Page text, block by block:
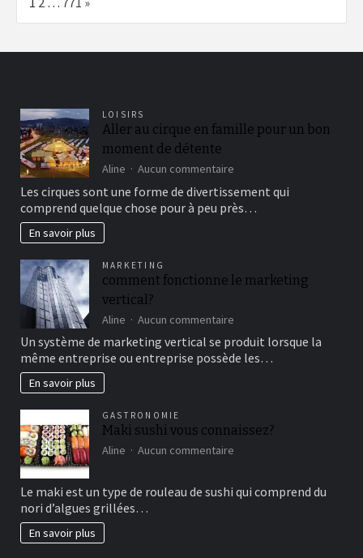
LOISIRS
Aller au cirque en famille pour un bon
moment de détente
Aline Aucun commentaire
au
cirque
bon
Les cirques sont une forme de divertissement qui
comprend quelque chose pour à peu près…
En savoir plus
MARKETING
comment fonctionne le marketing
vertical?
Aline Aucun commentaire
fonctionne
le
Un système de marketing vertical se produit lorsque la
même entreprise ou entreprise possède les…
En savoir plus
GASTRONOMIE
Maki sushi vous connaissez?
Aline Aucun commentaire
vous
Le maki est un type de rouleau de sushi qui comprend du
nori d’algues grillées…
En savoir plus